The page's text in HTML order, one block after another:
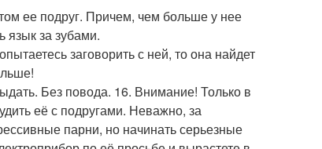
ее подруг. Причем, чем больше у нее
язык за зубами.
заговорить с ней, то она найдет
Без повода. 16. Внимание! Только в
её с подругами. Неважно, за
парни, но начинать серьезные